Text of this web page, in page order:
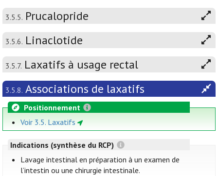
3.5.5. Prucalopride
3.5.6. Linaclotide
3.5.7. Laxatifs à usage rectal
3.5.8. Associations de laxatifs
Positionnement
Voir 3.5. Laxatifs
Indications (synthèse du RCP)
Lavage intestinal en préparation à un examen de
l’intestin ou une chirurgie intestinale.